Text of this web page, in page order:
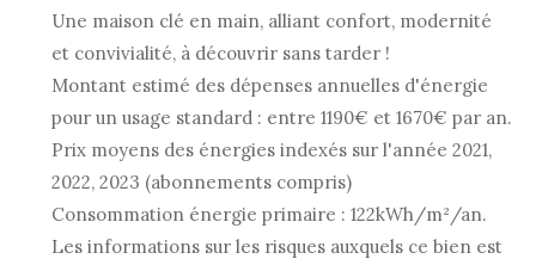
Une maison clé en main, alliant confort, modernité
et convivialité, à découvrir sans tarder !
Montant estimé des dépenses annuelles d'énergie
pour un usage standard : entre 1190€ et 1670€ par an.
Prix moyens des énergies indexés sur l'année 2021,
2022, 2023 (abonnements compris)
Consommation énergie primaire : 122kWh/m²/an.
Les informations sur les risques auxquels ce bien est